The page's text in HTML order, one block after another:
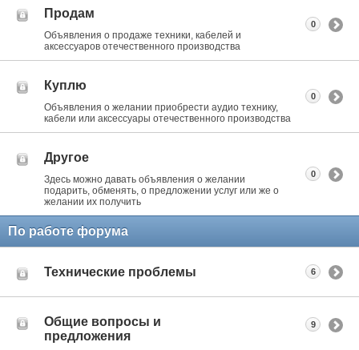
Продам
Объявления о продаже техники, кабелей и
аксессуаров отечественного производства
0
Куплю
Объявления о желании приобрести аудио технику,
кабели или аксессуары отечественного производства
0
Другое
Здесь можно давать объявления о желании
подарить, обменять, о предложении услуг или же о
желании их получить
0
По работе форума
Технические проблемы 6
Общие вопросы и
предложения
9